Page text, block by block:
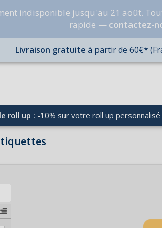
indisponible jusqu'au 21 août.
rapide — contactez-
Livraison gratuite à partir de 60€*
roll up : -10% sur votre roll up personnalisé